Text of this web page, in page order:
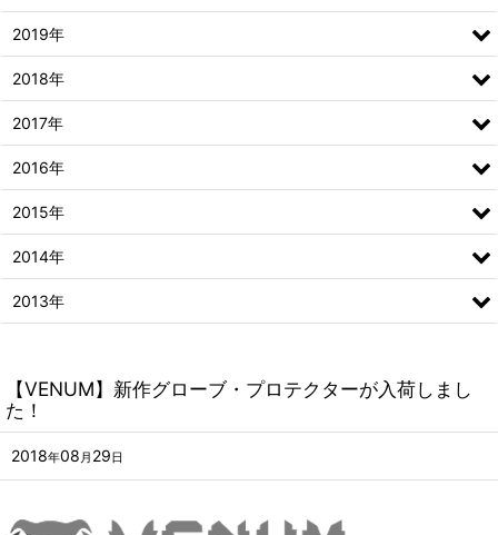
【VENUM】新作グローブ・プロテクターが入荷しまし
た！
2018年08 月 29日
2019年
2018年
2017年
2016年
2015年
2014年
2013年